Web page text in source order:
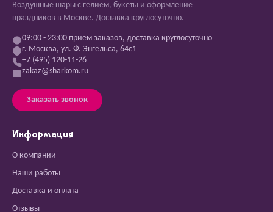
Воздушные шары с гелием, букеты и оформление
праздников в Москве. Доставка круглосуточно.
09:00 - 23:00 прием заказов, доставка круглосуточно
г. Москва, ул. Ф. Энгельса, 64с1
+7 (495) 120-11-26
zakaz@sharkom.ru
Заказать звонок
Информация
О компании
Наши работы
Доставка и оплата
Отзывы